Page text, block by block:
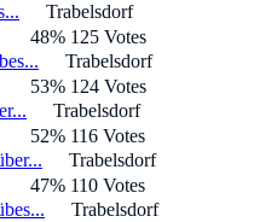
Trabelsdorf
48% 125 Votes
Trabelsdorf
53% 124 Votes
Trabelsdorf
52% 116 Votes
Trabelsdorf
47% 110 Votes
Trabelsdorf